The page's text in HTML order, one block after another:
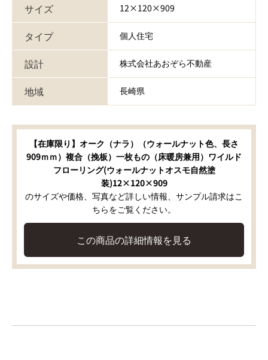
サイズ 12×120×909
タイプ 個人住宅
設計 株式会社あおぞら不動産
地域 長崎県
【在庫限り】オーク（ナラ）（ウォールナット色、長さ
909ｍｍ）複合（挽板）一枚もの（床暖房兼用）ワイルド
フローリング(ウォールナットオスモ自然塗
装)12×120×909
のサイズや価格、写真など詳しい情報、サンプル請求はこ
ちらをご覧ください。
この商品の詳細情報を見る